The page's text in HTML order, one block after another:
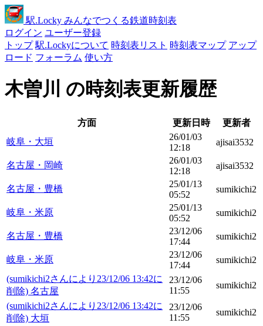
駅.Locky みんなでつくる鉄道時刻表
ログイン ユーザー登録
トップ 駅.Lockyについて 時刻表リスト 時刻表マップ アップ
ロード フォーラム 使い方
木曽川 の時刻表更新履歴
方面 更新日時
更新者
岐阜・大垣
26/01/03
12:18
ajisai3532
名古屋・岡崎
26/01/03
12:18
ajisai3532
名古屋・豊橋
25/01/13
05:52
sumikichi2
岐阜・米原
25/01/13
05:52
sumikichi2
名古屋・豊橋
23/12/06
17:44
sumikichi2
岐阜・米原
23/12/06
17:44
sumikichi2
(sumikichi2さんにより23/12/06 13:42に
削除) 名古屋
23/12/06
11:55
sumikichi2
(sumikichi2さんにより23/12/06 13:42に
削除) 大垣
23/12/06
11:55
sumikichi2